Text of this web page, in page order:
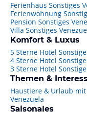
Ferienhaus Sonstiges
Ferienwohnung
Pension Sonstiges
Villa Sonstiges
Komfort & Luxus
5 Sterne Hotel
4 Sterne Hotel
3 Sterne Hotel
Themen &
Haustiere & Urlaub
Venezuela
Saisonales